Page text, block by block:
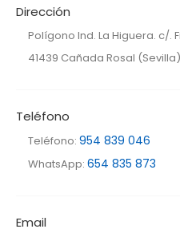
Dirección
Polígono Ind. La Higuera. c/.
41439 Cañada Rosal (Sevilla)
Teléfono
Teléfono:954 839 046
WhatsApp:654 835 873
Email